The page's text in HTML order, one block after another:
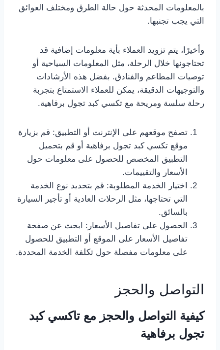
بالمعلومات المحدثة حول حالة الطرق ومختلف العوائق
التي يجب تجنبها.
وأخيرًا، يتم تزويد العملاء بأية معلومات إضافية قد
تحتاجونها خلال الرحلة، مثل المعلومات السياحية أو
توصيات المطاعم والفنادق. بفضل هذه الأرشادات
والتوجيهات الدقيقة، يمكن للعملاء الاستمتاع بتجربة
رحلة سلسة ومريحة مع تكسي كبد تجول برفاهية.
تصفح موقعهم على الإنترنت أو التطبيق: قم بزيارة
موقع تكسي كبد تجول برفاهية أو قم بتحميل
التطبيق المخصص للحصول على معلومات حول
الأسعار والتقييمات.
اختيار الخدمة المطلوبة: قم بتحديد نوع الخدمة
التي تحتاجها، مثل الرحلات العادية أو تأجير السيارة
بالسائق.
الحصول على تفاصيل الأسعار: ابحث عن صفحة
تفاصيل الأسعار على الموقع أو التطبيق للحصول
على معلومات مفصلة حول تكلفة الخدمة المحددة.
التواصل والحجز
كيفية التواصل والحجز مع تاكسي كبد
تجول برفاهية